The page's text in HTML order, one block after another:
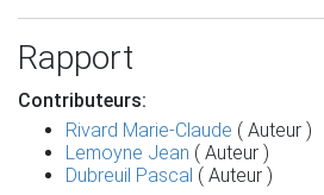
Rapport
Contributeurs:
Rivard Marie-Claude ( Auteur )
Lemoyne Jean ( Auteur )
Dubreuil Pascal ( Auteur )